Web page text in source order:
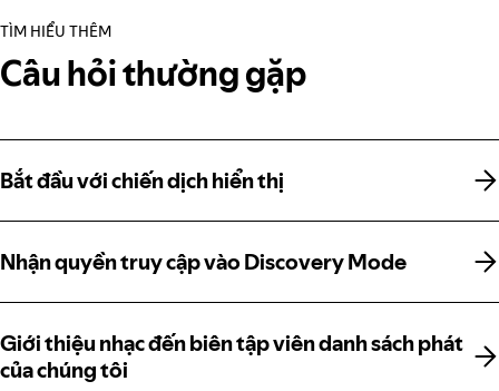
TÌM HIỂU THÊM
Câu hỏi thường gặp
Bắt đầu với chiến dịch hiển thị
Bắt đầu với chiến dịch hiển thị
Nhận quyền truy cập vào Discovery Mode
Nhận quyền truy cập vào Discovery Mode
Giới thiệu nhạc đến biên tập viên danh sách phát
của chúng tôi
Giới thiệu nhạc đến biên tập viên danh sách phát
của chúng tôi